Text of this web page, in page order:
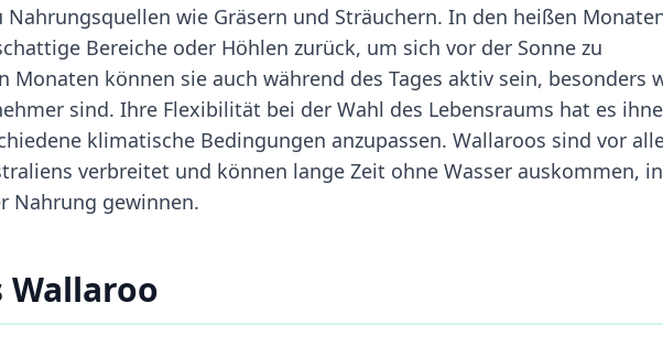
Nahrungsquellen wie Gräsern und Sträuchern. In den heißen
Bereiche oder Höhlen zurück, um sich vor der Sonne zu
Monaten können sie auch während des Tages aktiv sein, besonders
sind. Ihre Flexibilität bei der Wahl des Lebensraums hat es
klimatische Bedingungen anzupassen. Wallaroos sind vor
verbreitet und können lange Zeit ohne Wasser auskommen,
Nahrung gewinnen.
Wallaroo